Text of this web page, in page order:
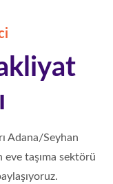
tahsis ederek
ile çözmektedir.
evi taşıma, çeyiz
Adana/Seyhan
eve taşıma sektörü